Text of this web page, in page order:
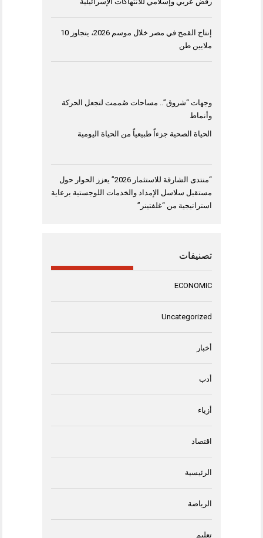
إنتاج القمح في مصر خلال موسم 2026، يتجاوز 10
ملايين طن
وجهات “شروق”.. مساحات صُممت لتجعل الحركة
وأنماط
الحياة الصحية جزءاً طبيعياً من الحياة اليومية
“منتدى الشارقة للاستثمار 2026” يعزز الحوار حول
مستقبل سلاسل الإمداد والخدمات اللوجستية برعاية
استراتيجية من “غلفتينر”
تصنيفات
ECONOMIC
Uncategorized
أخبار
أدب
أزياء
اقتصاد
الرئيسية
الرياضة
تعليم